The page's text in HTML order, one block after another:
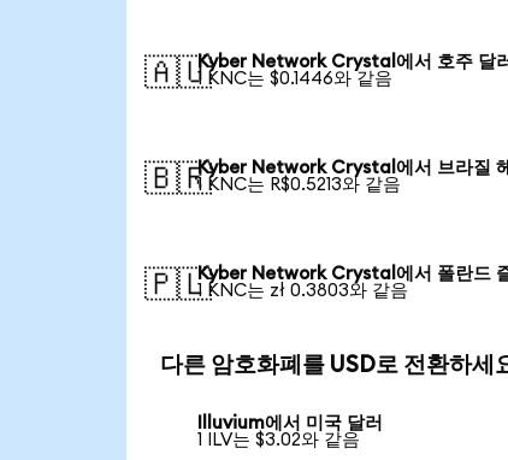
🇦🇺Kyber Network Crystal에서 호주 달
1 KNC는 $0.1446와 같음
🇧🇷Kyber Network Crystal에서 브라질
1 KNC는 R$0.5213와 같음
🇵🇱Kyber Network Crystal에서 폴란드
1 KNC는 zł 0.3803와 같음
다른 암호화폐를 USD로 전환하세
Illuvium에서 미국 달러
1 ILV는 $3.02와 같음